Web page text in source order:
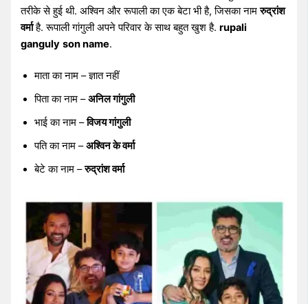
तरीके से हुई थी. अश्विन और रूपाली का एक बेटा भी है, जिसका नामरुद्रांश
वर्माहै. रूपाली गांगुली अपने परिवार के साथ बहुत खुश है.rupali
ganguly son name.
माता का नाम – ज्ञात नहीं
पिता का नाम –अनिल गांगुली
भाई का नाम –विजय गांगुली
पति का नाम –अश्विन के वर्मा
बेटे का नाम –रुद्रांश वर्मा